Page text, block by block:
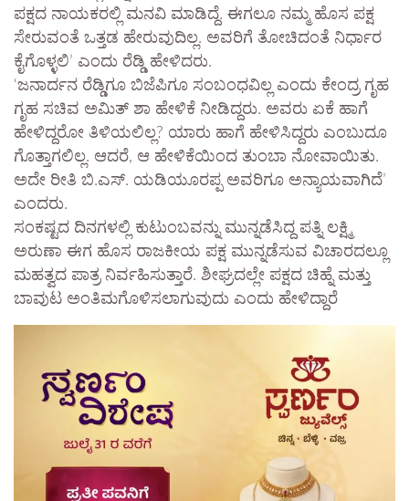
ಪಕ್ಷದ ನಾಯಕರಲ್ಲಿ ಮನವಿ ಮಾಡಿದ್ದೆ. ಈಗಲೂ ನಮ್ಮ ಹೊಸ ಪಕ್ಷ
ಸೇರುವಂತೆ ಒತ್ತಡ ಹೇರುವುದಿಲ್ಲ. ಅವರಿಗೆ ತೋಚಿದಂತೆ ನಿರ್ಧಾರ
ಕೈಗೊಳ್ಳಲಿ’ ಎಂದು ರೆಡ್ಡಿ ಹೇಳಿದರು.
‘ಜನಾರ್ದನ ರೆಡ್ಡಿಗೂ ಬಿಜೆಪಿಗೂ ಸಂಬಂಧವಿಲ್ಲ ಎಂದು ಕೇಂದ್ರ ಗೃಹ
ಗೃಹ ಸಚಿವ ಅಮಿತ್ ಶಾ ಹೇಳಿಕೆ ನೀಡಿದ್ದರು. ಅವರು ಏಕೆ ಹಾಗೆ
ಹೇಳಿದ್ದರೋ ತಿಳಿಯಲಿಲ್ಲ? ಯಾರು ಹಾಗೆ ಹೇಳಿಸಿದ್ದರು ಎಂಬುದೂ
ಗೊತ್ತಾಗಲಿಲ್ಲ. ಆದರೆ, ಆ ಹೇಳಿಕೆಯಿಂದ ತುಂಬಾ ನೋವಾಯಿತು.
ಅದೇ ರೀತಿ ಬಿ.ಎಸ್. ಯಡಿಯೂರಪ್ಪ ಅವರಿಗೂ ಅನ್ಯಾಯವಾಗಿದೆ’
ಎಂದರು.
ಸಂಕಷ್ಟದ ದಿನಗಳಲ್ಲಿ ಕುಟುಂಬವನ್ನು ಮುನ್ನಡೆಸಿದ್ದ ಪತ್ನಿ ಲಕ್ಷ್ಮಿ
ಅರುಣಾ ಈಗ ಹೊಸ ರಾಜಕೀಯ ಪಕ್ಷ ಮುನ್ನಡೆಸುವ ವಿಚಾರದಲ್ಲೂ
ಮಹತ್ವದ ಪಾತ್ರ ನಿರ್ವಹಿಸುತ್ತಾರೆ. ಶೀಘ್ರದಲ್ಲೇ ಪಕ್ಷದ ಚಿಹ್ನೆ ಮತ್ತು
ಬಾವುಟ ಅಂತಿಮಗೊಳಿಸಲಾಗುವುದು ಎಂದು ಹೇಳಿದ್ದಾರೆ